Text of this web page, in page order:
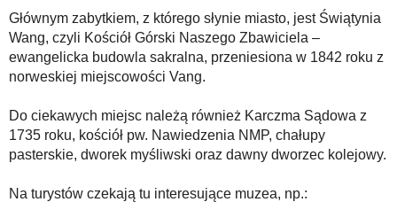
Głównym zabytkiem, z którego słynie miasto, jest Świątynia
Wang, czyli Kościół Górski Naszego Zbawiciela –
ewangelicka budowla sakralna, przeniesiona w 1842 roku z
norweskiej miejscowości Vang.
Do ciekawych miejsc należą również Karczma Sądowa z
1735 roku, kościół pw. Nawiedzenia NMP, chałupy
pasterskie, dworek myśliwski oraz dawny dworzec kolejowy.
Na turystów czekają tu interesujące muzea, np.: